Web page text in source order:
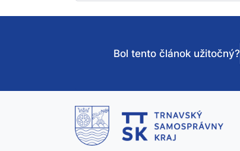
Bol tento článok užitočný?